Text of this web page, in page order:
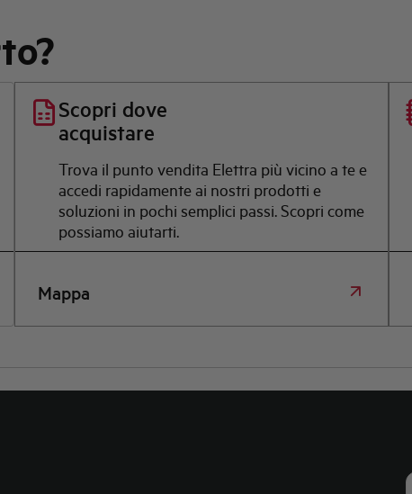
Scopri dove
acquistare
Trova il punto vendita Elettra più vicino a te e
accedi rapidamente ai nostri prodotti e
soluzioni in pochi semplici passi. Scopri come
possiamo aiutarti.
Mappa